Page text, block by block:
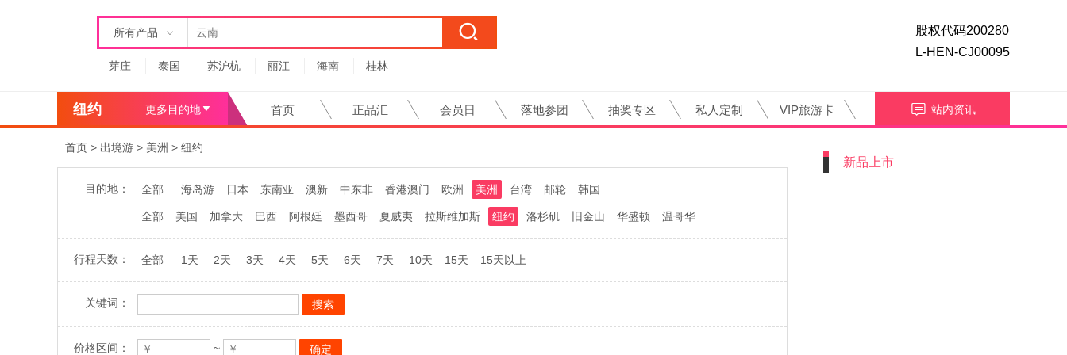
所有产品
芽庄 泰国 苏沪杭 丽江 海南 桂林
股权代码200280
L-HEN-CJ00095
更多目的地
纽约 首页 正品汇 会员日 落地参团 抽奖专区 私人定制 VIP旅游卡 站内资讯
首页 > 出境游 > 美洲 > 纽约
目的地： 全部 海岛游 日本 东南亚 澳新 中东非 香港澳门 欧洲 美洲 台湾 邮轮 韩国
全部 美国 加拿大 巴西 阿根廷 墨西哥 夏威夷 拉斯维加斯 纽约 洛杉矶 旧金山 华盛顿 温哥华
行程天数： 全部 1天 2天 3天 4天 5天 6天 7天 10天 15天 15天以上
关键词：
价格区间： ~
新品上市